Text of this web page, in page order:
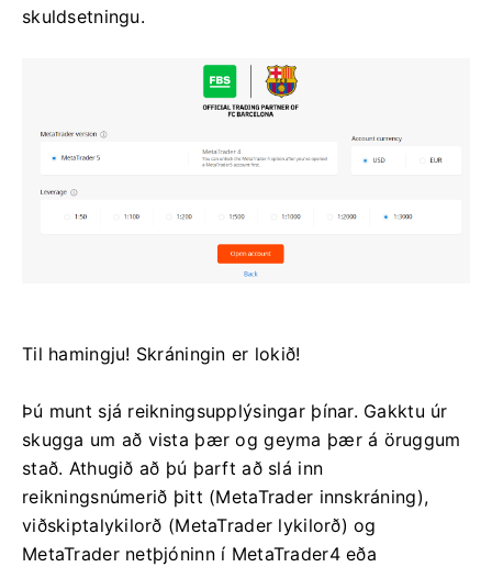
skuldsetningu.
Til hamingju! Skráningin er lokið!
Þú munt sjá reikningsupplýsingar þínar. Gakktu úr
skugga um að vista þær og geyma þær á öruggum
stað. Athugið að þú þarft að slá inn
reikningsnúmerið þitt (MetaTrader innskráning),
viðskiptalykilorð (MetaTrader lykilorð) og
MetaTrader netþjóninn í MetaTrader4 eða